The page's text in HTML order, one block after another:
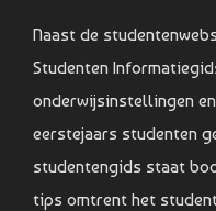
Naast de
Studenten
onderwijsinstellingen
eerstejaars studenten
studentengids staat
tips omtrent het